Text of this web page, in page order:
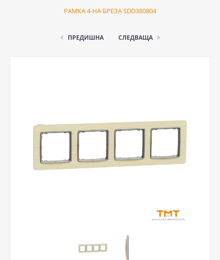
РАМКА 4-НА БРЕЗА SDD380804
ПРЕДИШНА СЛЕДВАЩА